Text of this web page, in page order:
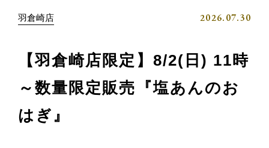
羽倉崎店 2026.07.30
【羽倉崎店限定】8/2(日) 11時
～数量限定販売『塩あんのお
はぎ』